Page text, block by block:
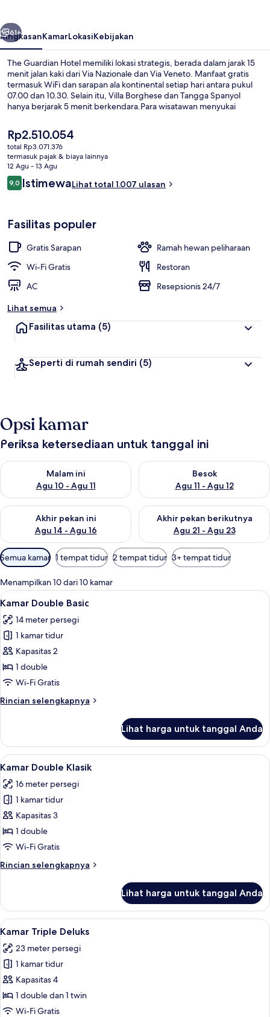
Berikutnya
61+
RingkasanKamarLokasiKebijakan
The Guardian Hotel memiliki lokasi strategis, berada dalam jarak 15
menit jalan kaki dari Via Nazionale dan Via Veneto. Manfaat gratis
termasuk WiFi dan sarapan ala kontinental setiap hari antara pukul
07.00 dan 10.30. Selain itu, Villa Borghese dan Tangga Spanyol
hanya berjarak 5 menit berkendara.Para wisatawan menyukai
dekat dari transportasi umum: Stasiun Castro Pretorio hanya 6 menit
dan Stasiun Repubblica - Opera House hanya 10 menit.
Harga
saat
ini
Rp2.510.054
Rp2.510.054
total Rp3.071.376
termasuk pajak & biaya lainnya
12 Agu - 13 Agu
Ulasan
9,09,0 dari 10
IstimewaLihat total 1.007 ulasan
Fasilitas populer
Gratis Sarapan
Ramah hewan peliharaan
Wi-Fi Gratis
Restoran
AC
Resepsionis 24/7
Lihat semua
Fasilitas utama (5)
Seperti di rumah sendiri (5)
Opsi kamar
Periksa ketersediaan untuk tanggal ini
Malam ini
Agu 10 - Agu 11
Periksa ketersediaan untuk malam ini Agu 10 - Agu 11
Besok
Agu 11 - Agu 12
Periksa ketersediaan untuk
Akhir pekan ini
Agu 14 - Agu 16
Periksa ketersediaan untuk akhir pekan ini Agu 14 - Agu 16
Akhir pekan berikutnya
Agu 21 - Agu 23
Periksa ketersediaan untuk
Filter
tersedia
untuk
kamar
Semua kamar 1 tempat tidur 2 tempat tidur 3+ tempat tidur
Menampilkan 10 dari 10 kamar
Lihat
semua
foto
untuk
Kamar
Double
Basic
Kamar Double Basic | Seprai
4
Kamar Double Basic
14 meter persegi
1 kamar tidur
Kapasitas 2
1 double
Wi-Fi Gratis
Rincian selengkapnya
Rincian
Kamar
Double
Basic
Lihat harga untuk tanggal Anda
Lihat
semua
foto
untuk
Kamar
Double
Klasik
Kamar Double Klasik | Seprai
4
Kamar Double Klasik
16 meter persegi
1 kamar tidur
Kapasitas 3
1 double
Wi-Fi Gratis
Rincian selengkapnya
Rincian
Kamar
Double
Klasik
Lihat harga untuk tanggal Anda
Lihat
semua
foto
untuk
Kamar
Triple
Deluks
Kamar Triple Deluks | Seprai
4
Kamar Triple Deluks
23 meter persegi
1 kamar tidur
Kapasitas 4
1 double dan 1 twin
Wi-Fi Gratis